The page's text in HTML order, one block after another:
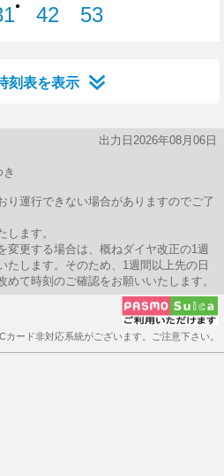
●
42
53
刻表を表示
出力日2026年08月06日
運行できない場合がありますのでご了
ます。
変更する場合は、概ねダイヤ改正の1週
たします。そのため、1週間以上先の日
て時刻のご確認をお願いいたします。
カード非対応系統がございます。ご注意下さい。